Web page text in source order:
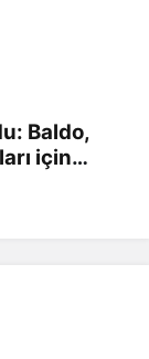
Baldo,
için